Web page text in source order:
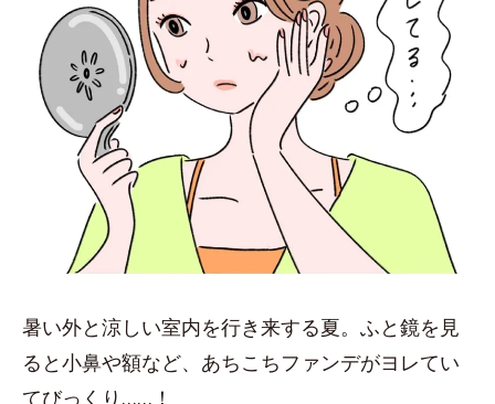
暑い外と涼しい室内を行き来する夏。ふと鏡を見
ると小鼻や額など、あちこちファンデがヨレてい
てびっくり……！